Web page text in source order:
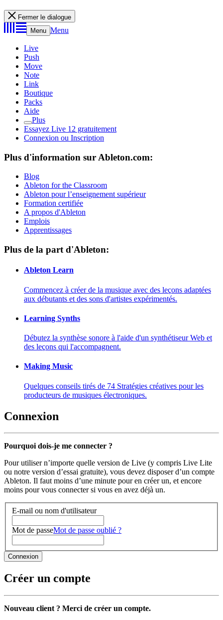
Fermer le dialogue
Menu Menu
Live
Push
Move
Note
Link
Boutique
Packs
Aide
Plus
Essayez Live 12 gratuitement
Connexion ou Inscription
Plus d'information sur Ableton.com:
Blog
Ableton for the Classroom
Ableton pour l’enseignement supérieur
Formation certifiée
A propos d'Ableton
Emplois
Apprentissages
Plus de la part d'Ableton:
Ableton Learn
Commencez à créer de la musique avec des leçons adaptées
aux débutants et des sons d'artistes expérimentés.
Learning Synths
Débutez la synthèse sonore à l'aide d'un synthétiseur Web et
des leçons qui l'accompagnent.
Making Music
Quelques conseils tirés de 74 Stratégies créatives pour les
producteurs de musiques électroniques.
Connexion
Pourquoi dois-je me connecter ?
Pour utiliser n’importe quelle version de Live (y compris Live Lite
ou notre version d’essai gratuite), vous devez disposer d’un compte
Ableton. Il faut moins d’une minute pour en créer un, et encore
moins pour vous connecter si vous en avez déjà un.
E-mail ou nom d'utilisateur
Mot de passeMot de passe oublié ?
Créer un compte
Nouveau client ? Merci de créer un compte.